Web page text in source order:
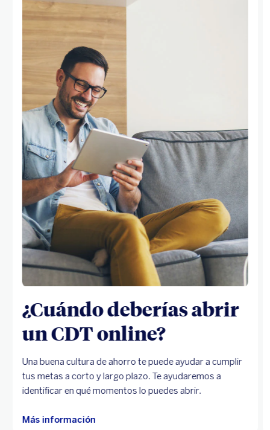
¿Cuándo deberías abrir
un CDT online?
Una buena cultura de ahorro te puede ayudar a cumplir
tus metas a corto y largo plazo. Te ayudaremos a
identificar en qué momentos lo puedes abrir.
Más información